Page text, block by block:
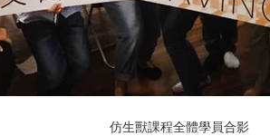
程全體學員合影